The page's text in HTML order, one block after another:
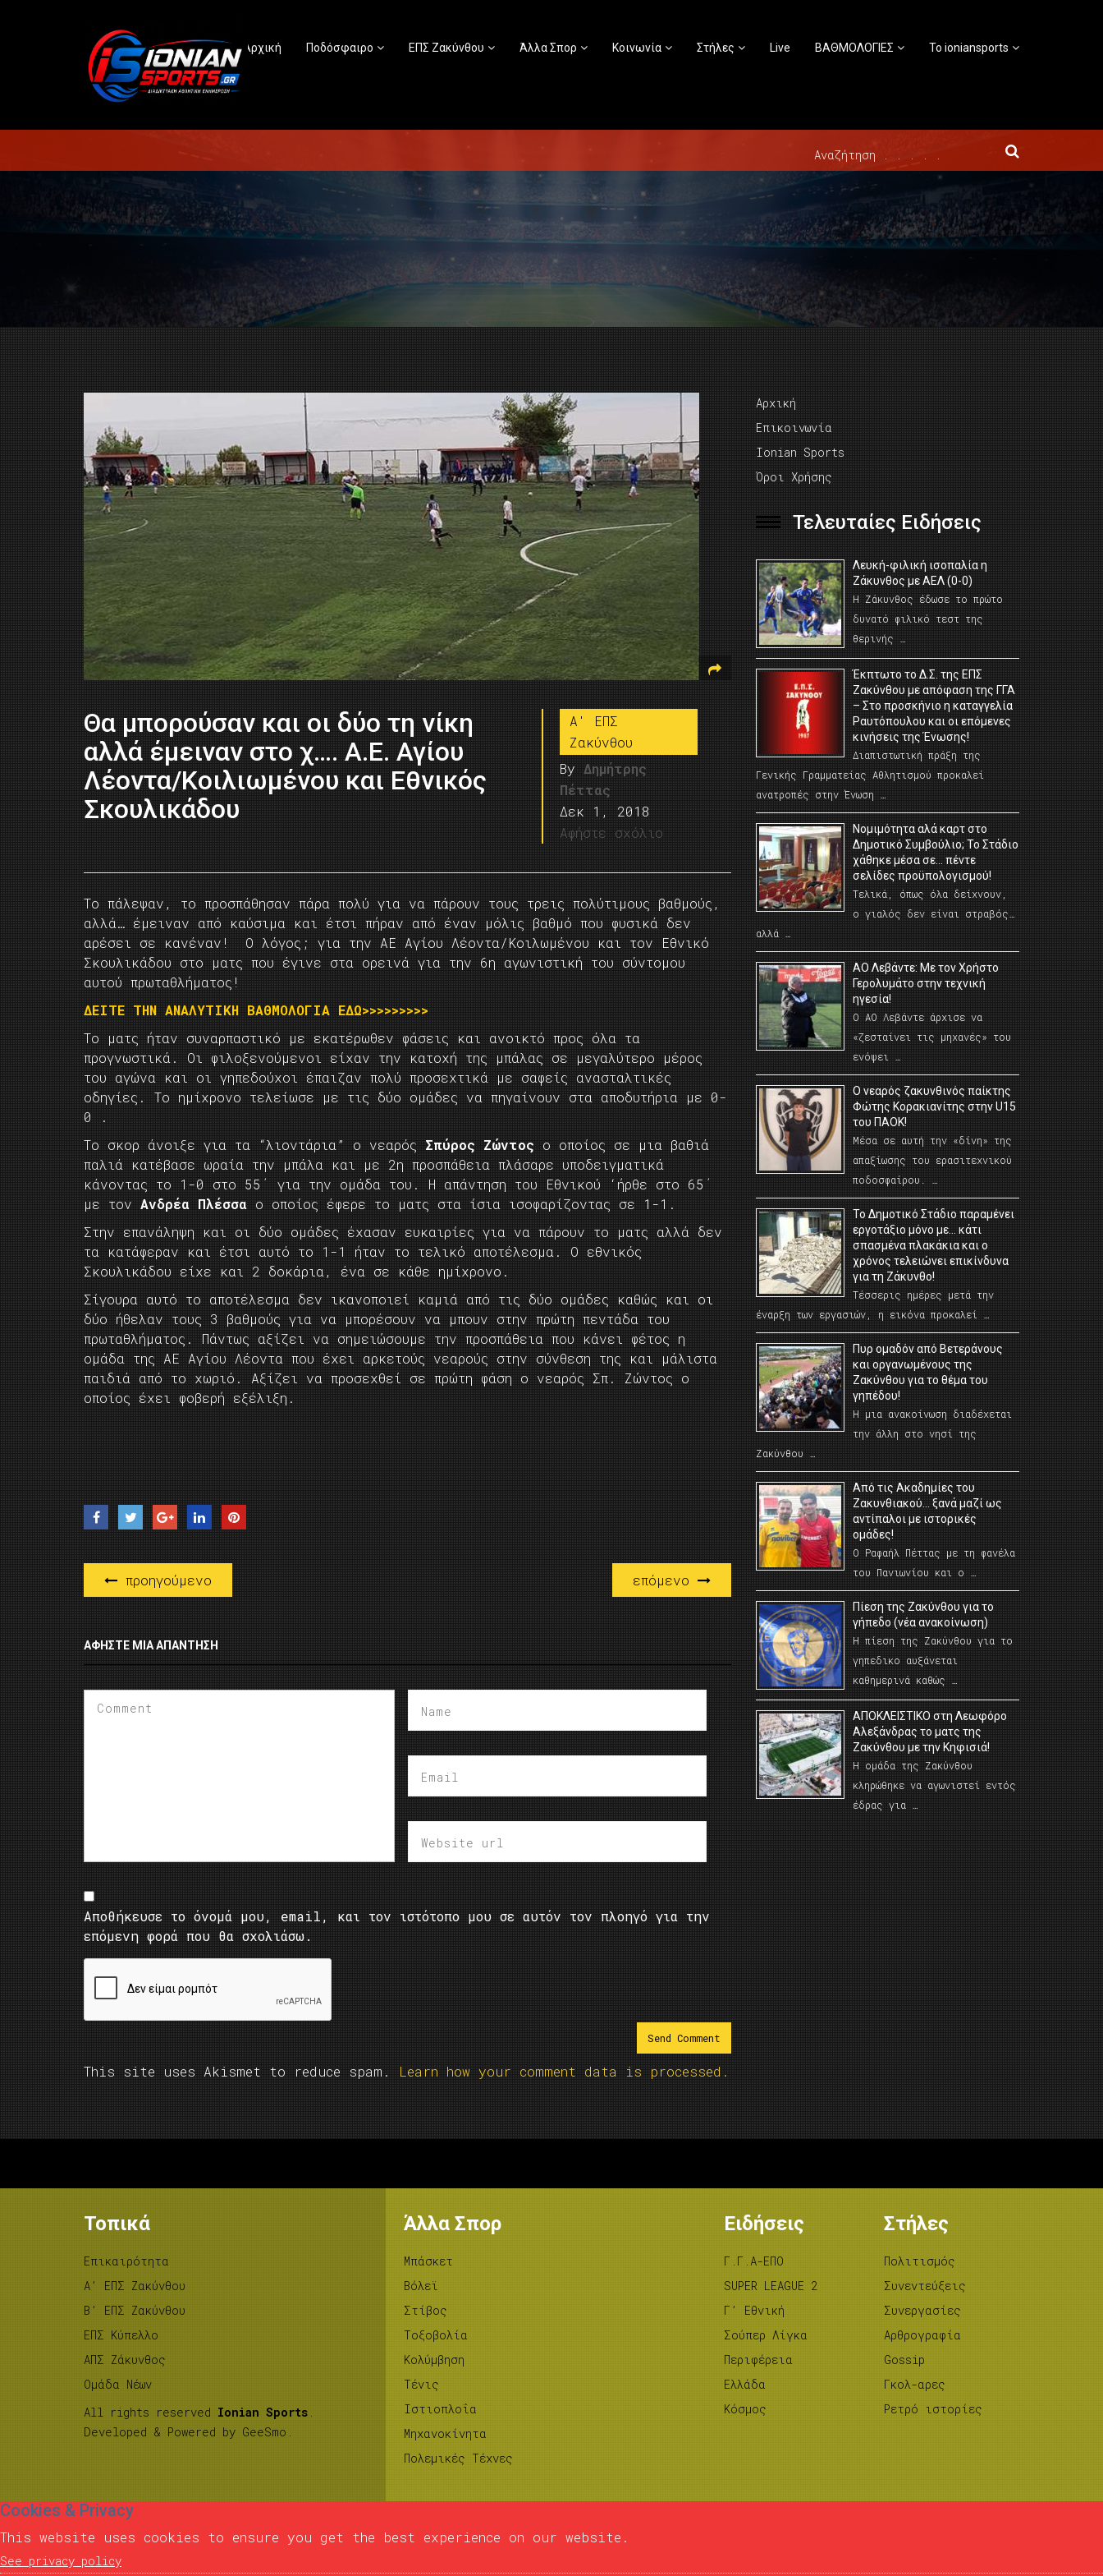
Αρχική Ποδόσφαιρο ΕΠΣ Ζακύνθου Άλλα Σπορ Κοινωνία Στήλες Live ΒΑΘΜΟΛΟΓΙΕΣ Το ioniansports
Θα μπορούσαν και οι δύο τη νίκη
αλλά έμειναν στο χ…. Α.Ε. Αγίου
Λέοντα/Κοιλιωμένου και Εθνικός
Σκουλικάδου
A' ΕΠΣ
Ζακύνθου
By Δημήτρης
Πέττας
Δεκ 1, 2018
Αφήστε σχόλιο
Το πάλεψαν, το προσπάθησαν πάρα πολύ για να πάρουν τους τρεις πολύτιμους βαθμούς,
αλλά… έμειναν από καύσιμα και έτσι πήραν από έναν μόλις βαθμό που φυσικά δεν
αρέσει σε κανέναν! Ο λόγος; για την ΑΕ Αγίου Λέοντα/Κοιλωμένου και τον Εθνικό
Σκουλικάδου στο ματς που έγινε στα ορεινά για την 6η αγωνιστική του σύντομου
αυτού πρωταθλήματος!
ΔΕΙΤΕ ΤΗΝ ΑΝΑΛΥΤΙΚΗ ΒΑΘΜΟΛΟΓΙΑ ΕΔΩ>>>>>>>>>
Το ματς ήταν συναρπαστικό με εκατέρωθεν φάσεις και ανοικτό προς όλα τα
προγνωστικά. Οι φιλοξενούμενοι είχαν την κατοχή της μπάλας σε μεγαλύτερο μέρος
του αγώνα και οι γηπεδούχοι έπαιζαν πολύ προσεχτικά με σαφείς ανασταλτικές
οδηγίες. Το ημίχρονο τελείωσε με τις δύο ομάδες να πηγαίνουν στα αποδυτήρια με 0-
0 .
Το σκορ άνοιξε για τα “λιοντάρια” ο νεαρός Σπύρος Ζώντος ο οποίος σε μια βαθιά
παλιά κατέβασε ωραία την μπάλα και με 2η προσπάθεια πλάσαρε υποδειγματικά
κάνοντας το 1-0 στο 55΄ για την ομάδα του. Η απάντηση του Εθνικού ‘ήρθε στο 65΄
με τον Ανδρέα Πλέσσα ο οποίος έφερε το ματς στα ίσια ισοφαρίζοντας σε 1-1.
Στην επανάληψη και οι δύο ομάδες έχασαν ευκαιρίες για να πάρουν το ματς αλλά δεν
τα κατάφεραν και έτσι αυτό το 1-1 ήταν το τελικό αποτέλεσμα. Ο εθνικός
Σκουλικάδου είχε και 2 δοκάρια, ένα σε κάθε ημίχρονο.
Σίγουρα αυτό το αποτέλεσμα δεν ικανοποιεί καμιά από τις δύο ομάδες καθώς και οι
δύο ήθελαν τους 3 βαθμούς για να μπορέσουν να μπουν στην πρώτη πεντάδα του
πρωταθλήματος. Πάντως αξίζει να σημειώσουμε την προσπάθεια που κάνει φέτος η
ομάδα της ΑΕ Αγίου Λέοντα που έχει αρκετούς νεαρούς στην σύνθεση της και μάλιστα
παιδιά από το χωριό. Αξίζει να προσεχθεί σε πρώτη φάση ο νεαρός Σπ. Ζώντος ο
οποίος έχει φοβερή εξέλιξη.
προηγούμενο επόμενο
ΑΦΉΣΤΕ ΜΙΑ ΑΠΆΝΤΗΣΗ
Αποθήκευσε το όνομά μου, email, και τον ιστότοπο μου σε αυτόν τον πλοηγό για την
επόμενη φορά που θα σχολιάσω.
This site uses Akismet to reduce spam. Learn how your comment data is processed.
Αρχική
Επικοινωνία
Ionian Sports
Όροι Χρήσης
Τελευταίες Ειδήσεις
Λευκή-φιλική ισοπαλία η
Ζάκυνθος με ΑΕΛ (0-0)
Η Ζάκυνθος έδωσε το πρώτο
δυνατό φιλικό τεστ της
θερινής …
Έκπτωτο το Δ.Σ. της ΕΠΣ
Ζακύνθου με απόφαση της ΓΓΑ
– Στο προσκήνιο η καταγγελία
Ραυτόπουλου και οι επόμενες
κινήσεις της Ένωσης!
Διαπιστωτική πράξη της
Γενικής Γραμματείας Αθλητισμού προκαλεί
ανατροπές στην Ένωση …
Νομιμότητα αλά καρτ στο
Δημοτικό Συμβούλιο; Το Στάδιο
χάθηκε μέσα σε… πέντε
σελίδες προϋπολογισμού!
Τελικά, όπως όλα δείχνουν,
ο γιαλός δεν είναι στραβός…
αλλά …
ΑΟ Λεβάντε: Με τον Χρήστο
Γερολυμάτο στην τεχνική
ηγεσία!
Ο ΑΟ Λεβάντε άρχισε να
«ζεσταίνει τις μηχανές» του
ενόψει …
O νεαρός ζακυνθινός παίκτης
Φώτης Κορακιανίτης στην U15
του ΠΑΟΚ!
Μέσα σε αυτή την «δίνη» της
απαξίωσης του ερασιτεχνικού
ποδοσφαίρου. …
Το Δημοτικό Στάδιο παραμένει
εργοτάξιο μόνο με… κάτι
σπασμένα πλακάκια και ο
χρόνος τελειώνει επικίνδυνα
για τη Ζάκυνθο!
Τέσσερις ημέρες μετά την
έναρξη των εργασιών, η εικόνα προκαλεί …
Πυρ ομαδόν από Βετεράνους
και οργανωμένους της
Ζακύνθου για το θέμα του
γηπέδου!
Η μια ανακοίνωση διαδέχεται
την άλλη στο νησί της
Ζακύνθου …
Από τις Ακαδημίες του
Ζακυνθιακού… ξανά μαζί ως
αντίπαλοι με ιστορικές
ομάδες!
Ο Ραφαήλ Πέττας με τη φανέλα
του Πανιωνίου και ο …
Πίεση της Ζακύνθου για το
γήπεδο (νέα ανακοίνωση)
Η πίεση της Ζακύνθου για το
γηπεδικο αυξάνεται
καθημερινά καθώς …
AΠΟΚΛΕΙΣΤΙΚΟ στη Λεωφόρο
Αλεξάνδρας το ματς της
Ζακύνθου με την Κηφισιά!
Η ομάδα της Ζακύνθου
κληρώθηκε να αγωνιστεί εντός
έδρας για …
Τοπικά
Επικαιρότητα
A’ ΕΠΣ Ζακύνθου
B’ ΕΠΣ Ζακύνθου
ΕΠΣ Κύπελλο
ΑΠΣ Ζάκυνθος
Ομάδα Νέων
All rights reserved Ionian Sports .
Developed & Powered by GeeSmo .
Άλλα Σπορ
Μπάσκετ
Βόλεϊ
Στίβος
Tοξοβολία
Κολύμβηση
Τένις
Ιστιοπλοΐα
Μηχανοκίνητα
Πολεμικές Τέχνες
Ειδήσεις
Γ.Γ.Α-ΕΠΟ
SUPER LEAGUE 2
Γ’ Εθνική
Σούπερ Λίγκα
Περιφέρεια
Ελλάδα
Κόσμος
Στήλες
Πολιτισμός
Συνεντεύξεις
Συνεργασίες
Αρθρογραφία
Gossip
Γκολ-αρες
Ρετρό ιστορίες
Cookies & Privacy
This website uses cookies to ensure you get the best experience on our website.
See privacy policy